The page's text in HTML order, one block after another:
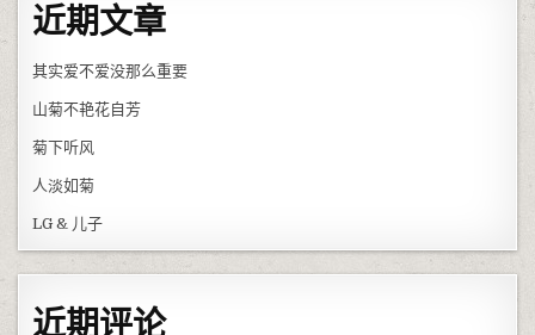
近期文章
其实爱不爱没那么重要
山菊不艳花自芳
菊下听风
人淡如菊
LG & 儿子
近期评论